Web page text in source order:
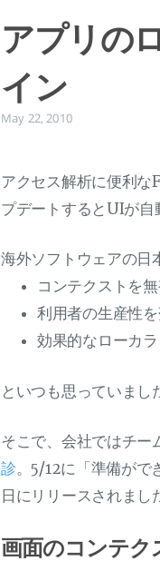
アプリの
イン
May 22, 2010
アクセス解析に便利
プデートするとUIが自
海外ソフトウェアの日
コンテクストを
利用者の生産性
効果的なローカ
といつも思っていまし
そこで、会社ではチ
診。5/12に「準備がで
日にリリースされまし
画面のコンテ